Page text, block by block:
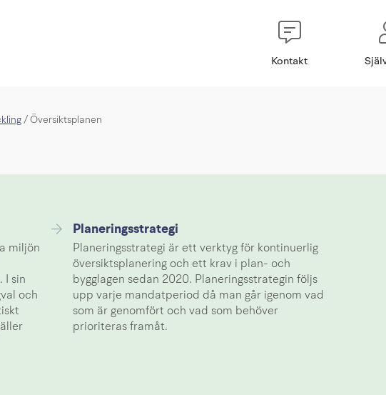
Kontakt
/ Översiktsplanen
miljön
I sin
och
Planeringsstrategi
Planeringsstrategi är ett verktyg för kontinuerlig
översiktsplanering och ett krav i plan- och
bygglagen sedan 2020. Planeringsstrategin följs
upp varje mandatperiod då man går igenom vad
som är genomfört och vad som behöver
prioriteras framåt.